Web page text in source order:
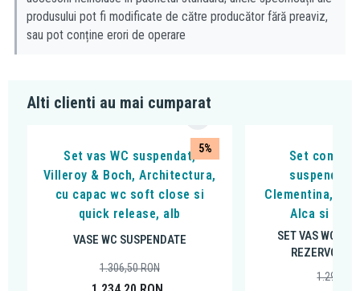
cu capac cromat87989061
intre perete si lavoar, pentru ca montarea bateriei stative sa se
poata efectua atat tehnic cat si estetic
Explicarea termenilor:
Titanceram: este o tehnologie speciala dezvoltata de firma
Villeroy & Boch, care permite realizarea unor produse ceramice
cu pereti foarte subtiri
Ceramic Plus(ceramic+): este un finisaj hidrofob (respinge
apa), care ajuta la pastrarea curateniei in baie. Tehnologia reduce
porozitatea suprafetei si micsoreaza asperitatile stratului de
produsului pot fi modificate de către producător fără preaviz,
sau pot conține erori de operare
Alti clienti au mai cumparat
5%
Set vas WC suspendat,
Villeroy & Boch, Architectura,
cu capac wc soft close si
quick release, alb
VASE WC SUSPENDATE
1.306,50RON
Set
suspendat
Clementina,
Alca si
SET VAS WC
REZERVOR
1.297,52